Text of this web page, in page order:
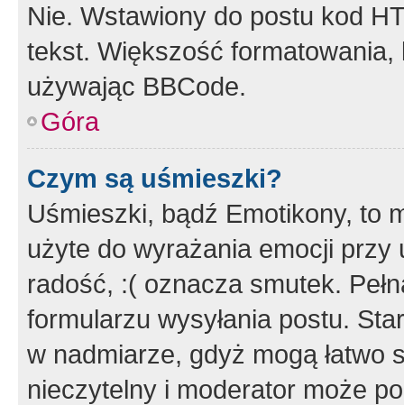
Nie. Wstawiony do postu kod
tekst. Większość
używając BBCode.
Góra
Czym są uśmieszki?
Uśmieszki, bądź Emotikony, to
użyte do wyrażania emocji
radość, :( oznacza smutek.
formularzu wysyłania postu.
w nadmiarze, gdyż mogą
nieczytelny i moderator może